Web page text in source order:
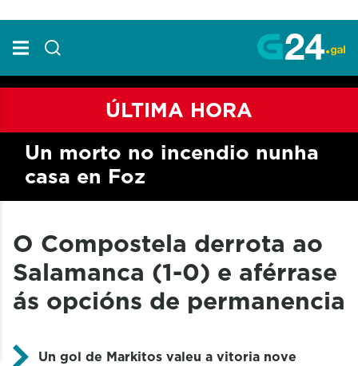
ÚLTIMA HORA
Un morto no incendio nunha
casa en Foz
O Compostela derrota ao
Salamanca (1-0) e aférrase
ás opcións de permanencia
Un gol de Markitos valeu a vitoria nove